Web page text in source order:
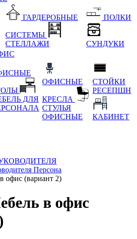
ГАРДЕРОБНЫЕ
СИСТЕМЫ
СТЕЛЛАЖИ
ПОЛКИ
СУНДУКИ
ДЛЯ
ОФИСНЫЕ
КРЕСЛА
СТУЛЬЯ
ОФИСНЫЕ
СТОЙКИ
РЕСЕПШН
КАБИНЕТ
Персона
офис (вариант 2)
в офис